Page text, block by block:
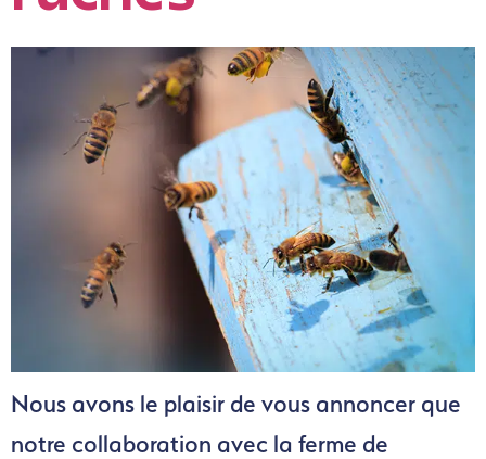
Nous avons le plaisir de vous annoncer que
notre collaboration avec la ferme de